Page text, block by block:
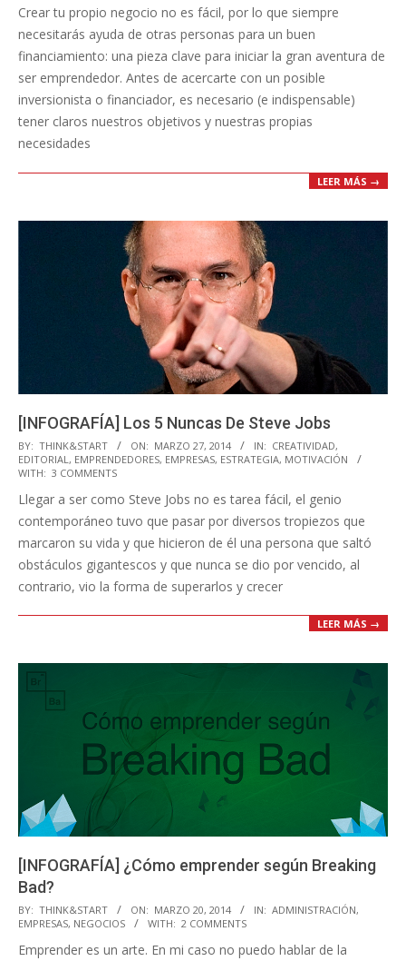
12
Crear tu propio negocio no es fácil, por lo que siempre
necesitarás ayuda de otras personas para un buen
financiamiento: una pieza clave para iniciar la gran aventura de
ser emprendedor. Antes de acercarte con un posible
inversionista o financiador, es necesario (e indispensable)
tener claros nuestros objetivos y nuestras propias
necesidades
LEER MÁS →
[INFOGRAFÍA] Los 5 Nuncas De Steve Jobs
2014-
03-
BY: THINK&START ON: MARZO 27, 2014 IN: CREATIVIDAD,
EDITORIAL , EMPRENDEDORES, EMPRESAS, ESTRATEGIA, MOTIVACIÓN
WITH: 3 COMMENTS
Llegar a ser como Steve Jobs no es tarea fácil, el genio
contemporáneo tuvo que pasar por diversos tropiezos que
marcaron su vida y que hicieron de él una persona que saltó
obstáculos gigantescos y que nunca se dio por vencido, al
contrario, vio la forma de superarlos y crecer
LEER MÁS →
[INFOGRAFÍA] ¿Cómo emprender según Breaking
Bad?
2014-
03-
20
BY: THINK&START ON: MARZO 20, 2014 IN: ADMINISTRACIÓN,
EMPRESAS, NEGOCIOS WITH: 2 COMMENTS
Emprender es un arte. En mi caso no puedo hablar de la